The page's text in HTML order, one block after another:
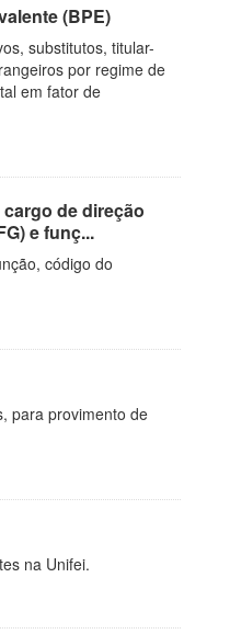
(BPE)
substitutos, titular-
por regime de
em fator de
de direção
e funç...
código do
para provimento de
na Unifei.